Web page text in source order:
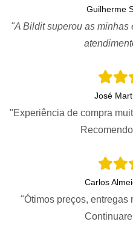
Guilherme
"A Bildit superou as
José
"Experiência de compra
Carlos
"Ótimos preços, entregas